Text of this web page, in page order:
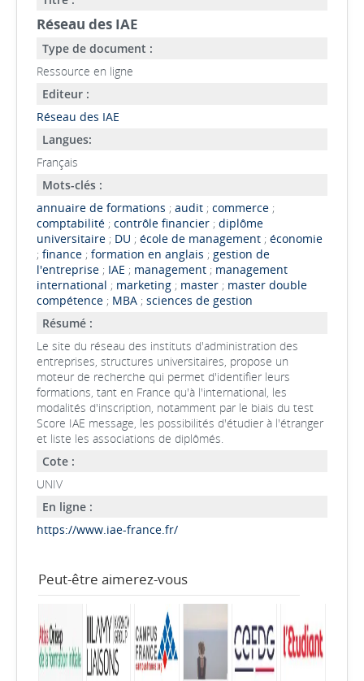
Réseau des IAE
Type de document :
Ressource en ligne
Editeur :
Réseau des IAE
Langues:
Français
Mots-clés :
annuaire de formations ; audit; commerce;
comptabilité; contrôle financier; diplôme
universitaire; DU ; école de management; économie
; finance; formation en anglais ; gestion de
l'entreprise; IAE ; management; management
international ; marketing; master; master double
compétence; MBA; sciences de gestion
Résumé :
Le site du réseau des instituts d'administration des
entreprises, structures universitaires, propose un
moteur de recherche qui permet d'identifier leurs
formations, tant en France qu'à l'international, les
modalités d'inscription, notamment par le biais du test
Score IAE message, les possibilités d'étudier à l'étranger
et liste les associations de diplômés.
Cote :
UNIV
En ligne :
https://www.iae-france.fr/
Peut-être aimerez-vous